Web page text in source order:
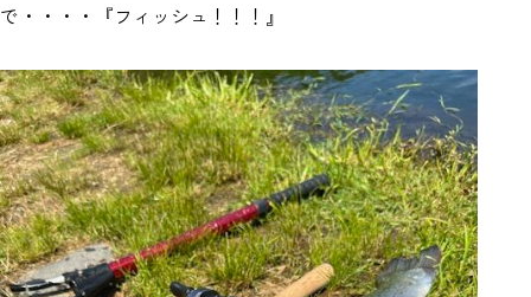
で・・・・『フィッシュ！！！』